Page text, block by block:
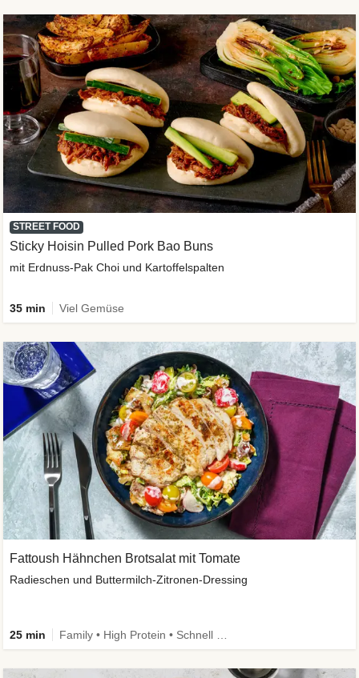
STREET FOOD
Sticky Hoisin Pulled Pork Bao Buns
mit Erdnuss-Pak Choi und Kartoffelspalten
35 min Viel Gemüse
Fattoush Hähnchen Brotsalat mit Tomate
Radieschen und Buttermilch-Zitronen-Dressing
25 min